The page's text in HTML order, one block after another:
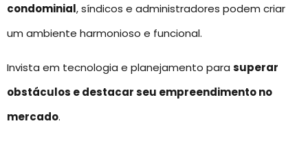
condominial, síndicos e administradores podem criar
um ambiente harmonioso e funcional.
Invista em tecnologia e planejamento para superar
obstáculos e destacar seu empreendimento no
mercado.